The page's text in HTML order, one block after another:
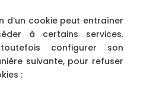
d’un cookie peut entraîner
à certains services.
configurer son
suivante, pour refuser
: